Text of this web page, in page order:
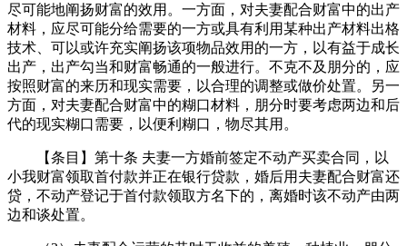
尽可能地阐扬财富的效用。一方面，对夫妻配合财富中的出产
材料，应尽可能分给需要的一方或具有利用某种出产材料出格
技术、可以或许充实阐扬该项物品效用的一方，以有益于成长
出产，出产勾当和财富畅通的一般进行。不克不及朋分的，应
按照财富的来历和现实需要，以合理的调整或做价处置。另一
方面，对夫妻配合财富中的糊口材料，朋分时要考虑两边和后
代的现实糊口需要，以便利糊口，物尽其用。
【条目】第十条 夫妻一方婚前签定不动产买卖合同，以
小我财富领取首付款并正在银行贷款，婚后用夫妻配合财富还
贷，不动产登记于首付款领取方名下的，离婚时该不动产由两
边和谈处置。